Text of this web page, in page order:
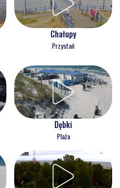
Chałupy
Przystań
Dębki
Plaża